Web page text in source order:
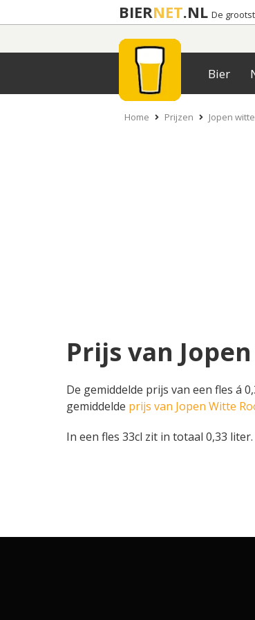
BIERNET.NL De
Bier
Home Prijzen Jopen
Prijs van
De gemiddelde prijs van een fles á
gemiddelde prijs van Jopen Witte
In een fles 33cl zit in totaal 0,33 liter.